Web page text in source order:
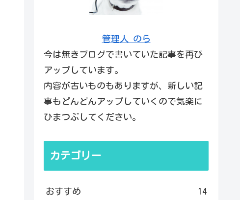
管理人 のら
今は無きブログで書いていた記事を再び
アップしています。
内容が古いものもありますが、新しい記
事もどんどんアップしていくので気楽に
ひまつぶしてください。
カテゴリー
おすすめ 14